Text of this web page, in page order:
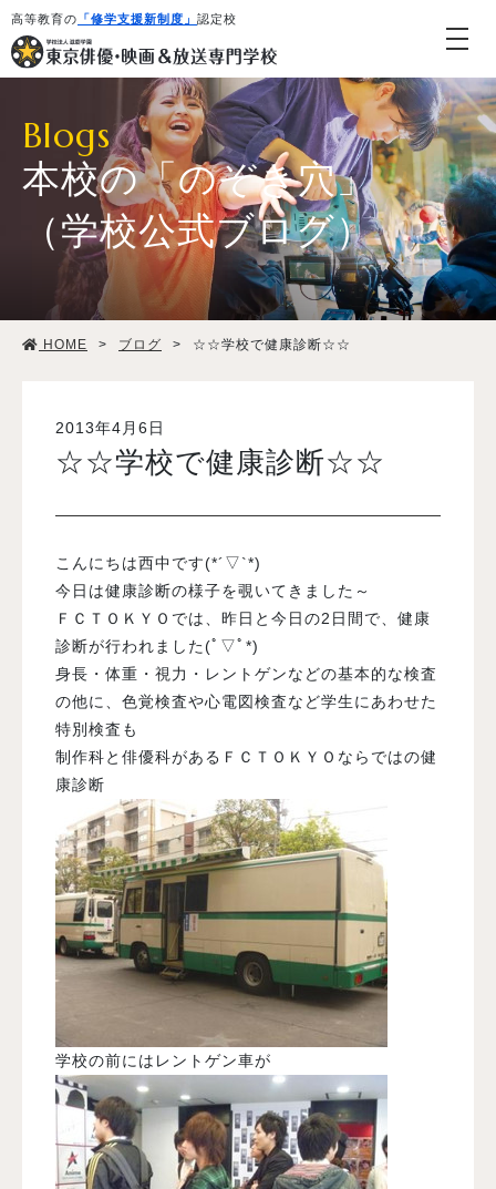
高等教育の 「修学支援新制度」 認定校
学校紹介・教育システム
学生生活
入試案内
学校情報
オープンキャンパス
訪問者別メニュー
Blogs
本校の「のぞき穴」
（学校公式ブログ）
HOME > ブログ > ☆☆学校で健康診断☆☆
2013年4月6日
☆☆学校で健康診断☆☆
こんにちは西中です(*´▽`*)
今日は健康診断の様子を覗いてきました～
ＦＣＴＯＫＹＯでは、昨日と今日の2日間で、健康
診断が行われました(ﾟ▽ﾟ*)
身長・体重・視力・レントゲンなどの基本的な検査
の他に、色覚検査や心電図検査など学生にあわせた
特別検査も
制作科と俳優科があるＦＣＴＯＫＹＯならではの健
康診断
学校の前にはレントゲン車が